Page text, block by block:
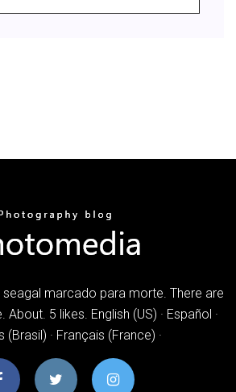
marcado para morte. There are
5 likes. English (US) · Español ·
(Brasil) · Français (France) ·